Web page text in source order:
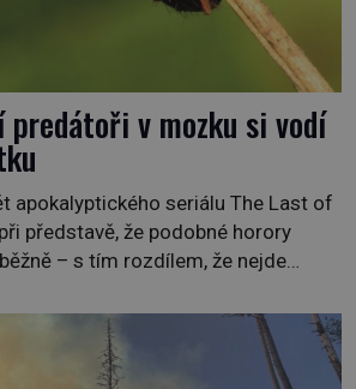
v mozku si vodí
apokalyptického seriálu The Last of
představě, že podobné horory
– s tím rozdílem, že nejde
nesrovnatelně jednodušší
Najít skutečné zombie není nic
přírodě. […]